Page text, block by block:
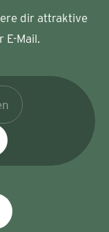
dir attraktive
Mail.